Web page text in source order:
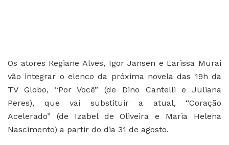
Os atores Regiane Alves, Igor Jansen e Larissa Murai
vão integrar o elenco da próxima novela das 19h da
TV Globo, “Por Você” (de Dino Cantelli e Juliana
Peres), que vai substituir a atual, “Coração
Acelerado” (de Izabel de Oliveira e Maria Helena
Nascimento) a partir do dia 31 de agosto.